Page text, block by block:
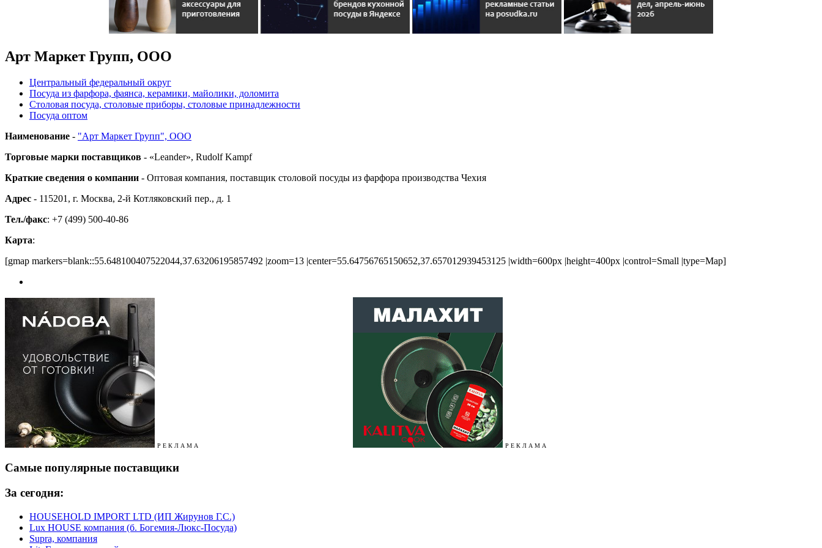
Арт Маркет Групп, ООО
Центральный федеральный округ
Посуда из фарфора, фаянса, керамики, майолики, доломита
Столовая посуда, столовые приборы, столовые принадлежности
Посуда оптом
Наименование - "Арт Маркет Групп", ООО
Торговые марки поставщиков - «Leander», Rudolf Kampf
Краткие сведения о компании - Оптовая компания, поставщик столовой посуды из фарфора производства Чехия
Адрес - 115201, г. Москва, 2-й Котляковский пер., д. 1
Тел./факс: +7 (499) 500-40-86
Карта:
[gmap markers=blank::55.648100407522044,37.63206195857492 |zoom=13 |center=55.64756765150652,37.657012939453125 |width=600px |height=400px |control=Small |type=Map]
Р Е К Л А М А Р Е К Л А М А
Самые популярные поставщики
За сегодня:
HOUSEHOLD IMPORT LTD (ИП Жирунов Г.С.)
Lux HOUSE компания (б. Богемия-Люкс-Посуда)
Supra, компания